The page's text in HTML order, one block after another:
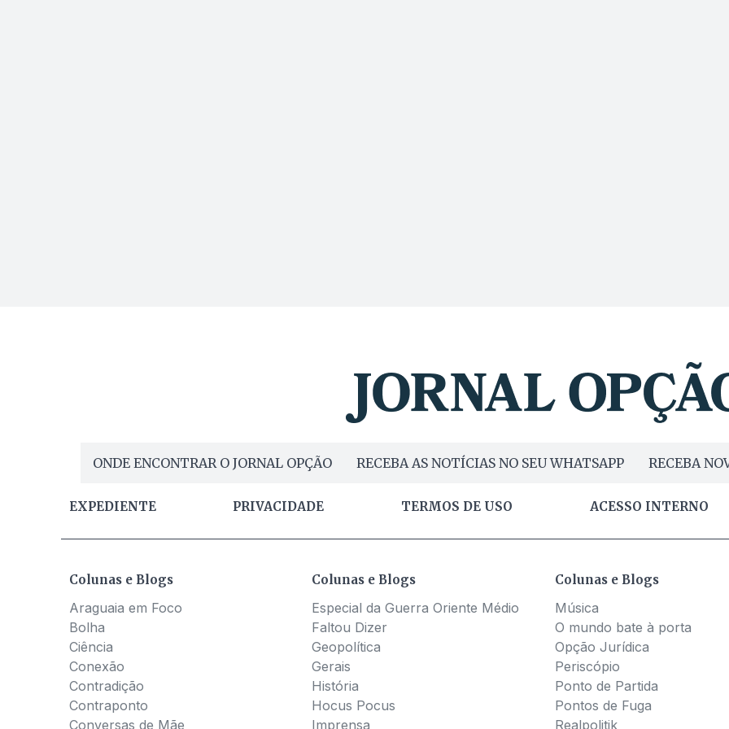
ONDE ENCONTRAR O JORNAL OPÇÃO RECEBA AS NOTÍCIAS NO SEU WHATSAPP RECEBA
EXPEDIENTE PRIVACIDADE TERMOS DE USO ACESSO INTERNO
Colunas e Blogs
Araguaia em Foco
Bolha
Ciência
Conexão
Contradição
Contraponto
Conversas de Mãe
Colunas e Blogs
Especial da Guerra Oriente Médio
Faltou Dizer
Geopolítica
Gerais
História
Hocus Pocus
Imprensa
Colunas e Blogs
Música
O mundo bate à porta
Opção Jurídica
Periscópio
Ponto de Partida
Pontos de Fuga
Realpolitik